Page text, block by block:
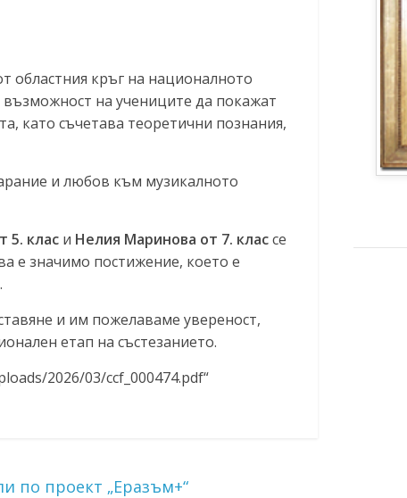
областния кръг на националното
възможност на учениците да покажат
като съчетава теоретични познания,
и любов към музикалното
5. клас и Нелия Маринова от 7. классе
е значимо постижение, което е
и им пожелаваме увереност,
етап на състезанието.
2026/03/ccf_000474.pdf“
по проект „Еразъм+“